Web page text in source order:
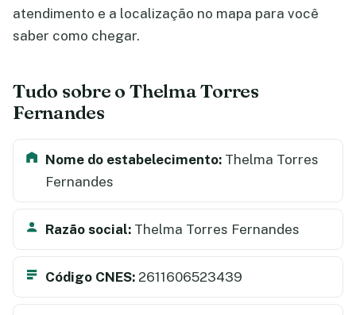
atendimento e a localização no mapa para você
saber como chegar.
Tudo sobre o Thelma Torres
Fernandes
Nome do estabelecimento: Thelma Torres
Fernandes
Razão social: Thelma Torres Fernandes
Código CNES: 2611606523439